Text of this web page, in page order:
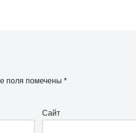
поля помечены *
Сайт